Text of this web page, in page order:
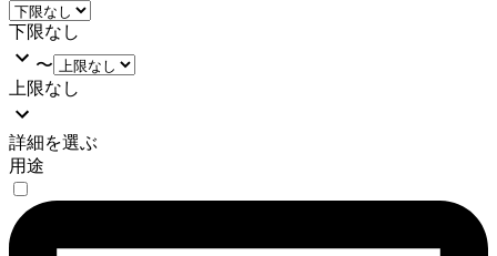
下限なし
〜
上限なし
詳細を選ぶ
用途